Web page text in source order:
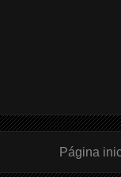
Página